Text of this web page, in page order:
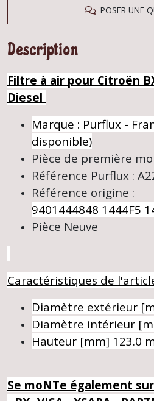
POSER UNE
Description
Filtre à air pour Citroën
Diesel
Marque : Purflux -
disponible)
Pièce de première
Référence Purflux :
Référence origine :
9401444848 1444F5
Pièce Neuve
Caractéristiques de
Diamètre extérieur
Diamètre intérieur
Hauteur [mm] 123.0
Se moNTe également